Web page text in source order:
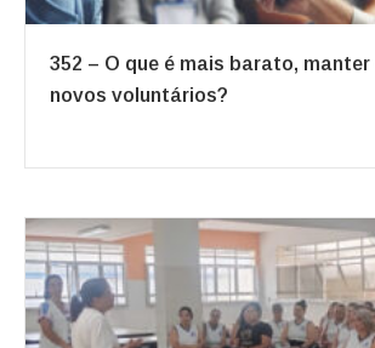
352 – O que é mais barato,
novos voluntários?